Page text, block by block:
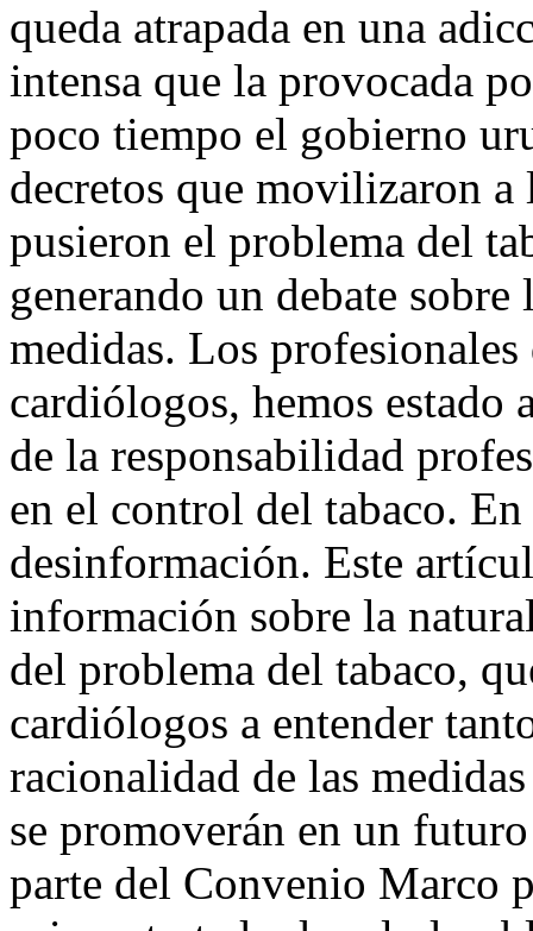
queda atrapada en una
intensa que la provocada
poco tiempo el gobierno
decretos que movilizaron
pusieron el problema del
generando un debate
medidas. Los
cardiólogos, hemos estado
de la responsabilidad
en el control del tabaco.
desinformación. Este
información sobre la
del problema del tabaco,
cardiólogos a entender
racionalidad de las
se promoverán en un
parte del Convenio Marco